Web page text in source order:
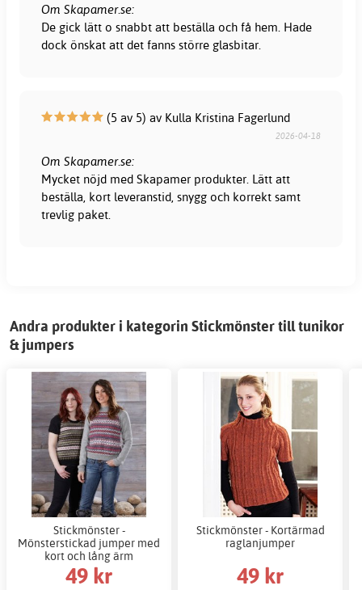
Om Skapamer.se:
De gick lätt o snabbt att beställa och få hem. Hade
dock önskat att det fanns större glasbitar.
(5 av 5) av Kulla Kristina Fagerlund
2026-04-18
Om Skapamer.se:
Mycket nöjd med Skapamer produkter. Lätt att
beställa, kort leveranstid, snygg och korrekt samt
trevlig paket.
Andra produkter i kategorin Stickmönster till tunikor
& jumpers
Stickmönster -
Mönsterstickad jumper med
kort och lång ärm
49 kr
Stickmönster - Kortärmad
raglanjumper
49 kr